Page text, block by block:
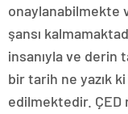
onaylanabilmekte
şansı
insanıyla ve derin
bir tarih ne yazık
edilmektedir. ÇED